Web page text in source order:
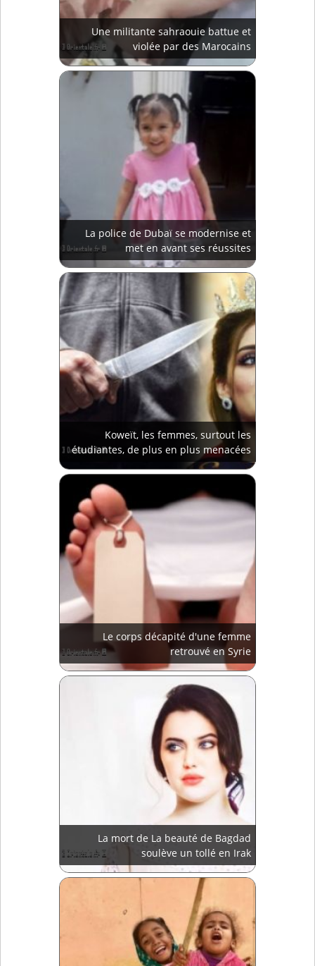
Une militante sahraouie battue et
violée par des Marocains
La police de Dubaï se modernise et
met en avant ses réussites
Koweït, les femmes, surtout les
étudiantes, de plus en plus menacées
Le corps décapité d'une femme
retrouvé en Syrie
La mort de La beauté de Bagdad
soulève un tollé en Irak